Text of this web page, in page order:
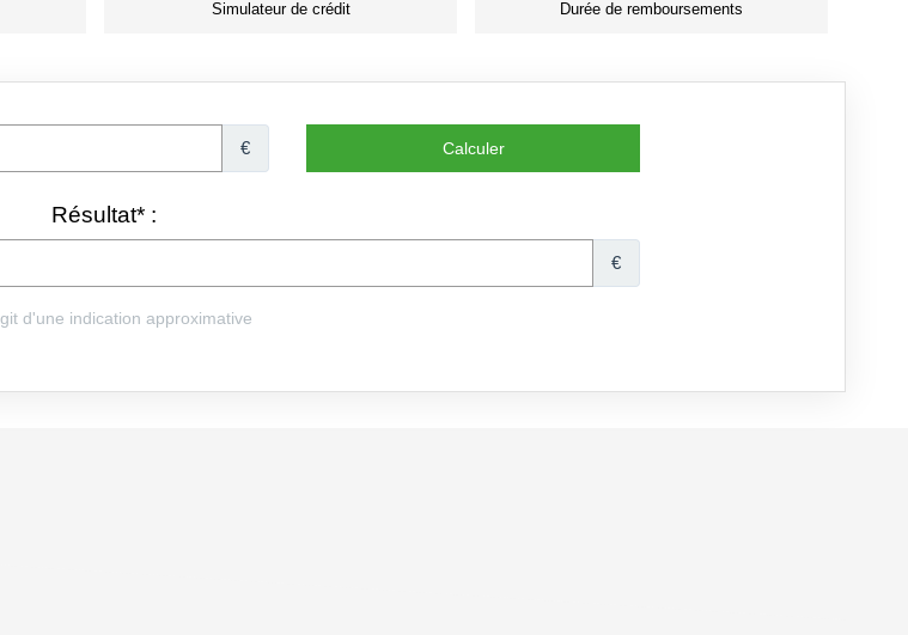
Simulateur de crédit Durée de remboursements